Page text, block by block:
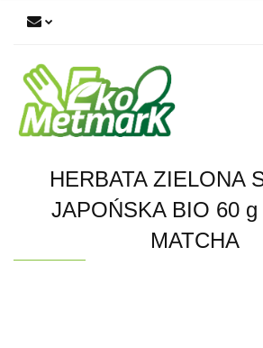
HERBATA ZIELONA
JAPOŃSKA BIO 60 g
MATCHA